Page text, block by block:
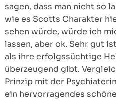
sagen, dass man nicht so
wie es Scotts Charakter
sehen würde, würde ich
lassen, aber ok. Sehr gut
als ihre erfolgssüchtige
überzeugend gibt.
Prinzip mit der
ein hervorragendes